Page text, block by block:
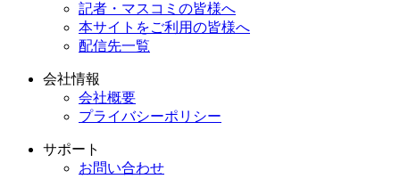
記者・マスコミの皆様へ
本サイトをご利用の皆様へ
配信先一覧
会社情報
会社概要
プライバシーポリシー
サポート
お問い合わせ